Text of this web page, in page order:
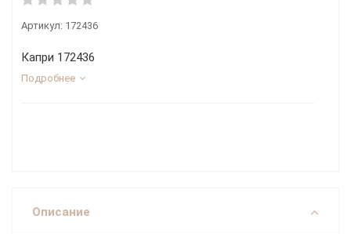
Артикул: 172436
Капри 172436
Подробнее
Описание